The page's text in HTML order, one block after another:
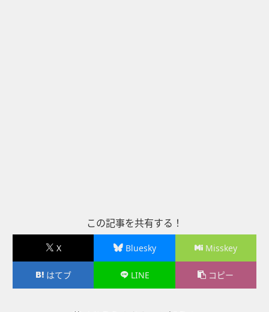
この記事を共有する！
X Bluesky Misskey
はてブ LINE コピー